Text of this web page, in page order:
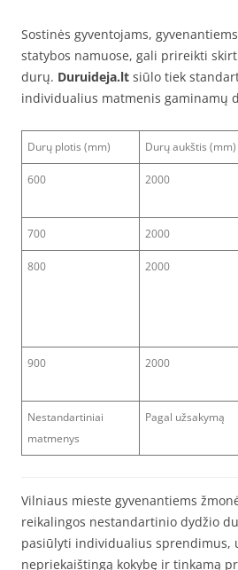
Sostinės gyventojams,
statybos namuose, gali prireikti
durų. Duruideja.lt siūlo tiek
individualius matmenis gaminamų
Durų plotis (mm) Durų aukštis (mm)
600 2000
700 2000
800 2000
900 2000
Nestandartiniai
matmenys
Pagal užsakymą
Vilniaus mieste gyvenantiems
reikalingos nestandartinio dydžio
pasiūlyti individualius sprendimus,
nepriekaištingą kokybę ir tinkamą